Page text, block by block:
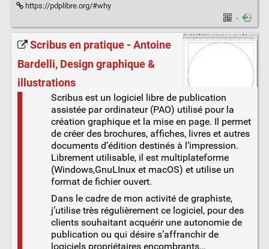
https://pdplibre.org/#why
·
Scribus en pratique - Antoine
Bardelli, Design graphique &
illustrations
Scribus est un logiciel libre de publication
assistée par ordinateur (PAO) utilisé pour la
création graphique et la mise en page. Il permet
de créer des brochures, affiches, livres et autres
documents d’édition destinés à l’impression.
Librement utilisable, il est multiplateforme
(Windows,GnuLInux et macOS) et utilise un
format de fichier ouvert.
Dans le cadre de mon activité de graphiste,
j’utilise très régulièrement ce logiciel, pour des
clients souhaitant acquérir une autonomie de
publication ou qui désire s’affranchir de
logiciels propriétaires encombrants…